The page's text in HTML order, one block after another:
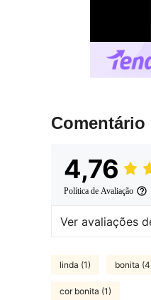
4,76
Política de Avaliação
Ver avaliações
linda (1) bonita
cor bonita (1)